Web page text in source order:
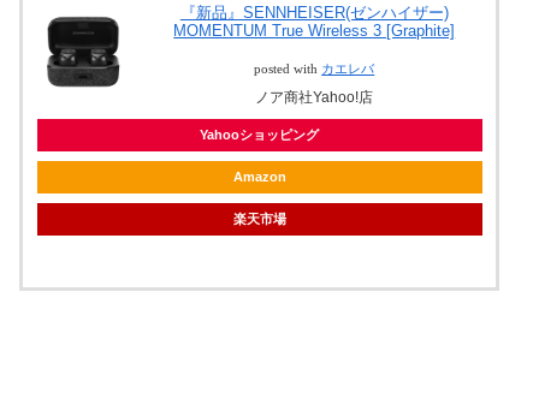
『新品』SENNHEISER(ゼンハイザー)
MOMENTUM True Wireless 3 [Graphite]
posted with カエレバ
ノア商社Yahoo!店
Yahooショッピング
Amazon
楽天市場